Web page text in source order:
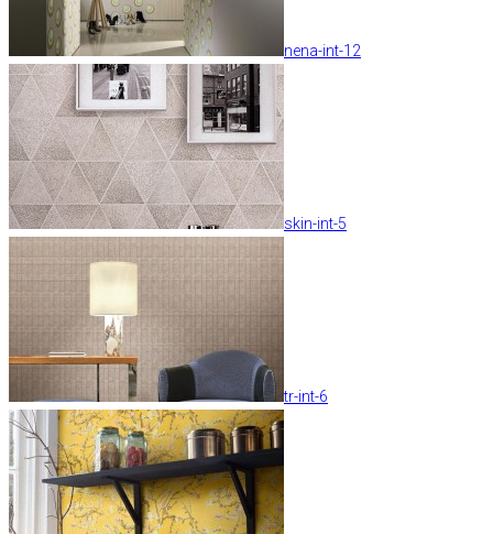
nena-int-12
skin-int-5
tr-int-6